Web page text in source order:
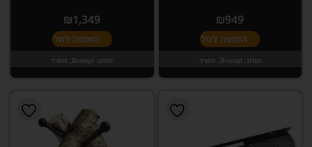
₪949
הוספה לסל
מותג: Bronpi, ספרד
₪1,349
הוספה לסל
מותג: Bronpi, ספרד